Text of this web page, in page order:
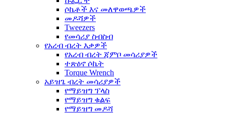
ሶኬቶች እና መለዋወጫዎች
መዶሻዎች
Tweezers
የመሳሪያ ስብስብ
የአረብ ብረት እቃዎች
የአረብ ብረት ጃምቦ መሳሪያዎች
ተጽዕኖ ሶኬት
Torque Wrench
አይዝጌ ብረት መሳሪያዎች
የማይዝግ ፕላስ
የማይዝግ ቁልፍ
የማይዝግ መዶሻ